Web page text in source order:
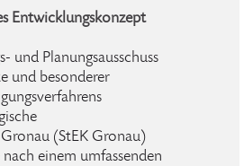
Entwicklungskonzept
und Planungsausschuss
und besonderer
(StEK Gronau)
nach einem umfassenden